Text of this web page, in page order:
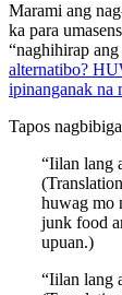
Marami ang
ka para
“naghihirap
alternatibo?
ipinanganak na
Tapos
“Iilan lang
huwag mo
junk food
upuan.)
“Iilan lang